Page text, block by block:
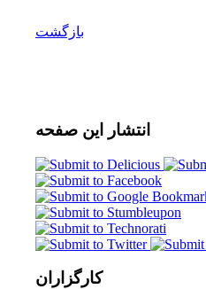
بازگشت
انتشار این صفحه
کارگزاران